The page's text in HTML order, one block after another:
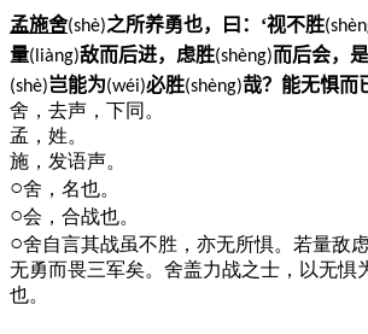
孟施舍(shè)之所养勇也，曰：‘视不胜(shè
量(liàng)敌而后进，虑胜(shèng)而后会，
(shè)岂能为(wéi)必胜(shèng)哉？能无惧而
舍，去声，下同。
孟，姓。
施，发语声。
○舍，名也。
○会，合战也。
○舍自言其战虽不胜，亦无所惧。若量敌
无勇而畏三军矣。舍盖力战之士，以无惧
也。